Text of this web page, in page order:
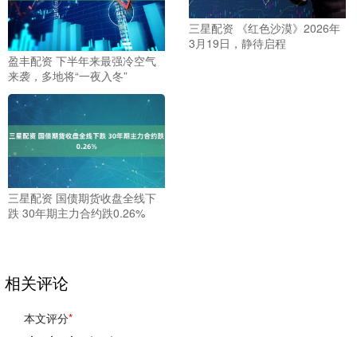
盈丰配资 下半年来最强冷空气
来袭，多地将“一夜入冬”
三星配资 《红色沙漠》2026年
3月19日，静待启程
三星配资 国债期货收盘全线下
跌 30年期主力合约跌0.26%
相关评论
本文评分*